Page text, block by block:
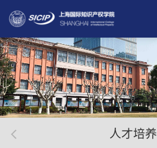
人才培养